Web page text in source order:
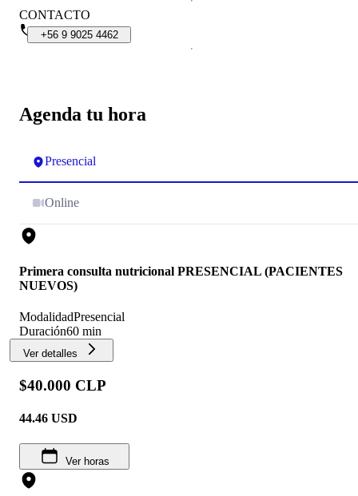
Agenda tu hora
Presencial
Online
Primera consulta nutricional PRESENCIAL (PACIENTES
NUEVOS)
ModalidadPresencial
Duración60 min
Ver detalles
$40.000 CLP
44.46 USD
Ver horas
CONTACTO
+56 9 9025 4462